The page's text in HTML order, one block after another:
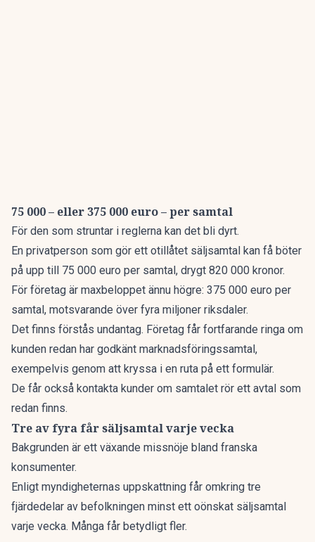
75 000 – eller 375 000 euro – per samtal
För den som struntar i reglerna kan det bli dyrt.
En privatperson som gör ett otillåtet säljsamtal kan få böter
på upp till 75 000 euro per samtal, drygt 820 000 kronor.
För företag är maxbeloppet ännu högre: 375 000 euro per
samtal, motsvarande över fyra miljoner riksdaler.
Det finns förstås undantag. Företag får fortfarande ringa om
kunden redan har godkänt marknadsföringssamtal,
exempelvis genom att kryssa i en ruta på ett formulär.
De får också kontakta kunder om samtalet rör ett avtal som
redan finns.
Tre av fyra får säljsamtal varje vecka
Bakgrunden är ett växande missnöje bland franska
konsumenter.
Enligt myndigheternas uppskattning får omkring tre
fjärdedelar av befolkningen minst ett oönskat säljsamtal
varje vecka. Många får betydligt fler.